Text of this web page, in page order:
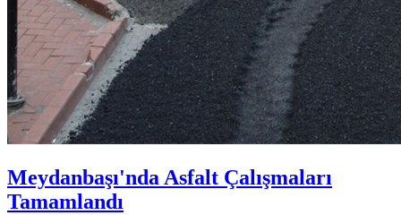
Meydanbaşı'nda Asfalt Çalışmaları
Tamamlandı